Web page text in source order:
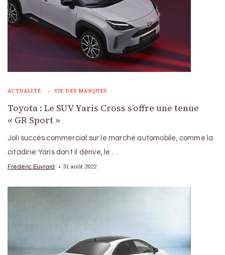
ACTUALITÉ VIE DES MARQUES
Toyota : Le SUV Yaris Cross s’offre une tenue
« GR Sport »
Joli succès commercial sur le marché automobile, comme la
citadine Yaris dont il dérive, le …
Frédéric Euvrard 31 août 2022